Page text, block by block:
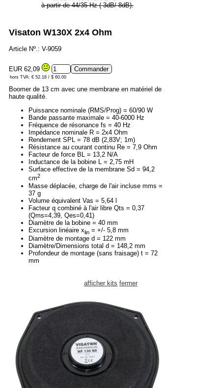
à partir de 44/35 Hz (-3dB/-8dB).
Visaton W130X 2x4 Ohm
Article Nº.: V-9059
EUR 62,09
hors TVA: € 52.18 / $ 60.00
Boomer de 13 cm avec une membrane en matériel de
haute qualité.
Puissance nominale (RMS/Prog) = 60/90 W
Bande passante maximale = 40-6000 Hz
Fréquence de résonance fs = 40 Hz
Impédance nominale R = 2x4 Ohm
Rendement SPL = 78 dB (2,83V; 1m)
Résistance au courant continu Re = 7,9 Ohm
Facteur de force BL = 13,2 N/A
Inductance de la bobine L = 2,75 mH
Surface effective de la membrane Sd = 94,2
cm2
Masse déplacée, charge de l'air incluse mms =
37 g
Volume équivalent Vas = 5,64 l
Facteur q combiné à l'air libre Qts = 0,37
(Qms=4,39, Qes=0,41)
Diamètre de la bobine = 40 mm
Excursion linéaire xlin = +/- 5,8 mm
Diamètre de montage d = 122 mm
Diamètre/Dimensions total d = 148,2 mm
Profondeur de montage (sans fraisage) t = 72
mm
afficher kits fermer